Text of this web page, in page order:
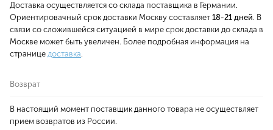
Доставка осуществляется со склада поставщика в Германии.
Ориентировачный срок доставки Москву составляет 18-21 дней. В
связи со сложившейся ситуацией в мире срок доставки до склада в
Москве может быть увеличен. Более подробная информация на
странице доставка.
Возврат
В настоящий момент поставщик данного товара не осуществляет
прием возвратов из России.